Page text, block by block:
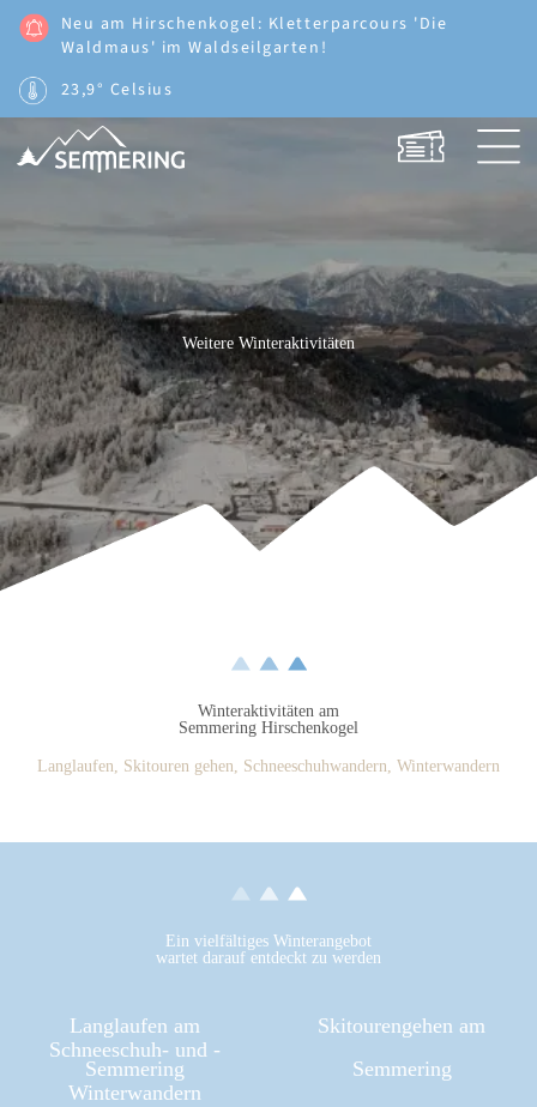
Neu am Hirschenkogel: Kletterparcours 'Die
Waldmaus' im Waldseilgarten!
23,9° Celsius
Weitere Winteraktivitäten
Winteraktivitäten am
Semmering Hirschenkogel
Langlaufen, Skitouren gehen, Schneeschuhwandern, Winterwandern
Ein vielfältiges Winterangebot
wartet darauf entdeckt zu werden
Langlaufen am
Semmering
Skitourengehen am
Semmering
Schneeschuh- und ­
Winter­wandern